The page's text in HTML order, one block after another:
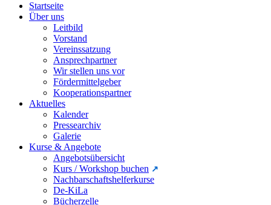
Startseite
Über uns
Leitbild
Vorstand
Vereinssatzung
Ansprechpartner
Wir stellen uns vor
Fördermittelgeber
Kooperationspartner
Aktuelles
Kalender
Pressearchiv
Galerie
Kurse & Angebote
Angebotsübersicht
Kurs / Workshop buchen
Nachbarschaftshelferkurse
De-KiLa
Bücherzelle